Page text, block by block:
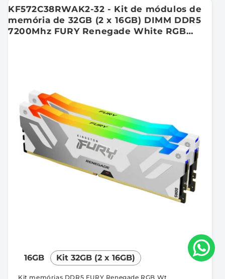
KF572C38RWAK2-32 - Kit de módulos de
memória de 32GB (2 x 16GB) DIMM DDR5
7200Mhz FURY Renegade White RGB
16GB Kit 32GB (2 x 16GB)
Kit memórias DDR5 FURY Renegade RGB Wt